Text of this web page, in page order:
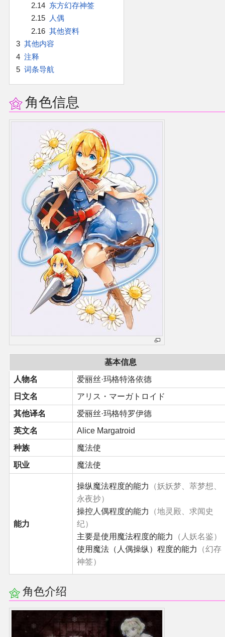
2.14 东方幻存神签
2.15
人偶
2.16 其他资料
3 其他内容
4 注释
5 词条导航
角色信息
基本信息
人物名
爱丽丝·玛格特洛依德
日文名
アリス・マーガトロイド
其他译名
爱丽丝·玛格特罗伊德
英文名
Alice Margatroid
种族
魔法使
职业
魔法使
能力
操纵魔法程度的能力
（妖妖梦、萃梦想、
永夜抄）
操控人偶程度的能力
（地灵殿、求闻史
纪）
主要是使用魔法程度的能力
（人妖名鉴）
使用魔法（人偶操纵）程度的能力
（幻存
神签）
角色介绍
二次创作与活动
展会及活动导航
展会作品列表
商业二次创作
同人二次创作
同人社团列表
同人志分类
同人专辑分类
同人软件列表
同人角色列表
同人视频列表
其他形式同人
THB相关项目
THB策划
THB衍生
THB媒体
THB协力
其他
关于THBWiki